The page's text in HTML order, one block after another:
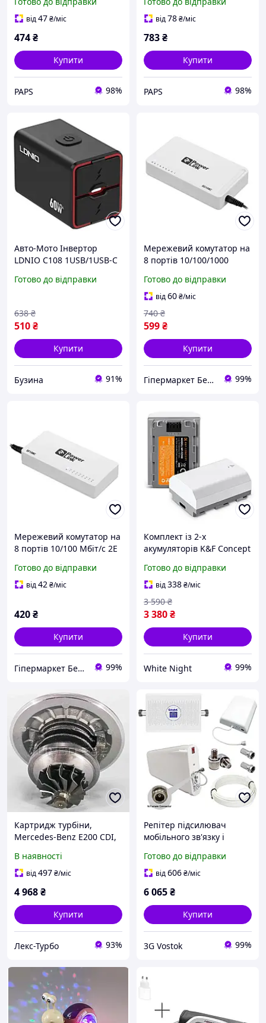
від47₴/міс
474₴
Купити
PAPS 98%
від78₴/міс
783₴
Купити
PAPS 98%
Авто-Мото Інвертор
LDNIO C108 1USB/1USB-C
Чорний C9
Готово до відправки
510₴
638 ₴
Купити
Бузина 91%
Мережевий комутатор на
8 портів 10/100/1000
SG108C 8xGE
некерований
Готово до відправки
від60₴/міс
599₴
740 ₴
Купити
Гіпермаркет Безпеки Bezpeka-SHOP 99%
Мережевий комутатор на
8 портів 10/100 Мбіт/с 2E
некерований
Готово до відправки
від42₴/міс
420₴
Купити
Гіпермаркет Безпеки Bezpeka-SHOP 99%
Комплект із 2-х
акумуляторів K&F Concept
A7Riii A7RIV A9 A6600
A6700 2600мАг з входом
Type C (KF28.0034S1)
Готово до відправки
від338₴/міс
3 380₴
3 590 ₴
Купити
White Night 99%
Картридж турбіни,
Mercedes-Benz E200 CDI,
AM.GT2052S-4, GT20-017,
1000-010-310, 433289-
В наявності
від497₴/міс
4 968₴
Купити
Лекс-Турбо 93%
Репітер підсилювач
мобільного зв'язку і
KW23C-GD GSM 2G 4G LTE
900 1800 МГц (10/8 дБі)
Готово до відправки
від606₴/міс
6 065₴
Купити
3G Vostok 99%